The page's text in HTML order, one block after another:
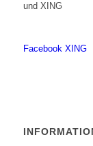
und XING
Facebook XING